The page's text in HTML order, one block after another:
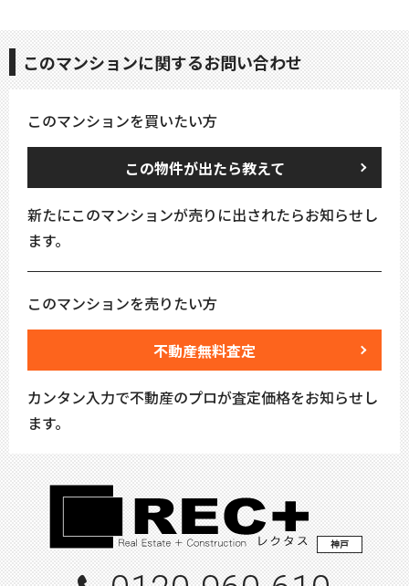
このマンションに関するお問い合わせ
このマンションを買いたい方
この物件が出たら教えて
新たにこのマンションが売りに出されたらお知らせし
ます。
このマンションを売りたい方
不動産無料査定
カンタン入力で不動産のプロが査定価格をお知らせし
ます。
神戸